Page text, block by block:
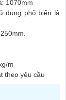
1070mm
dụng phổ biến là
m
theo yêu cầu